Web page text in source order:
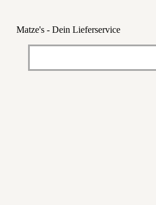
Matze's - Dein Lieferservice